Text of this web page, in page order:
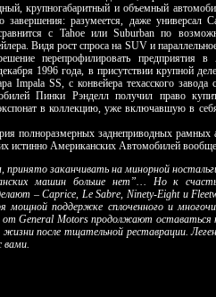
крупногабаритный и объемный
завершения: разумеется, даже универсал
с Tahoe или Suburban по
Видя рост спроса на SUV и
перепрофилировать предприятия
1996 года, в присутствии крупной
Impala SS, с конвейера техасского
Пинки Рэнделл получил право
в коллекцию, уже включавшую в
полноразмерных заднеприводных
истинно Американских Автомобилей
заканчивать на минорной
машин больше нет”… Но к
– Caprice, Le Sabre, Ninety-Eight и
поддержке сплоченного и
General Motors продолжают оставаться
после тщательной реставрации.
вами.